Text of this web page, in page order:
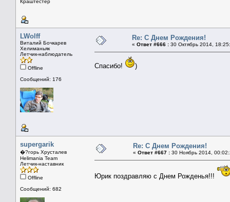
Краштестер
LWolff
Виталий Бочкарев
Хелиманьяк
Летчик-наблюдатель
Offline
Сообщений: 176
Re: С Днем Рождения!
« Ответ #666 : 30 Октябрь 2014,
Спасибо! )
supergarik
�?горь Хрусталев
Helimania Team
Летчик-наставник
Offline
Сообщений: 682
Re: С Днем Рождения!
« Ответ #667 : 30 Ноябрь 2014,
Юрик поздравляю с Днем Рожденья!!!